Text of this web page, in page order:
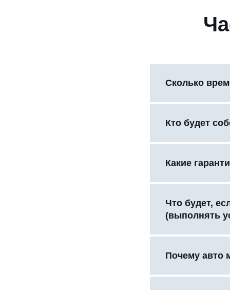
Сколько
Кто будет
Какие
Что будет,
(выполнять
Почему авто